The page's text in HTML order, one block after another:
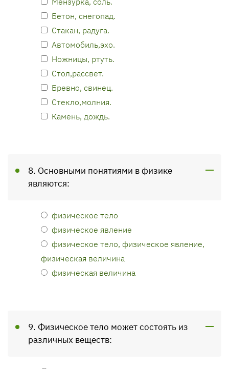
Бетон, снегопад.
Стакан, радуга.
Автомобиль,эхо.
Ножницы, ртуть.
Стол,рассвет.
Бревно, свинец.
Стекло,молния.
Камень, дождь.
8. Основными понятиями в физике
являются:
физическое тело
физическое явлениe
физическое тело, физическое явление,
физическая величина
физическая величина
9. Физическое тело может состоять из
различных веществ: